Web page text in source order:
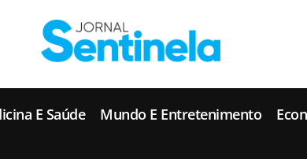
E Saúde Mundo E Entretenimento